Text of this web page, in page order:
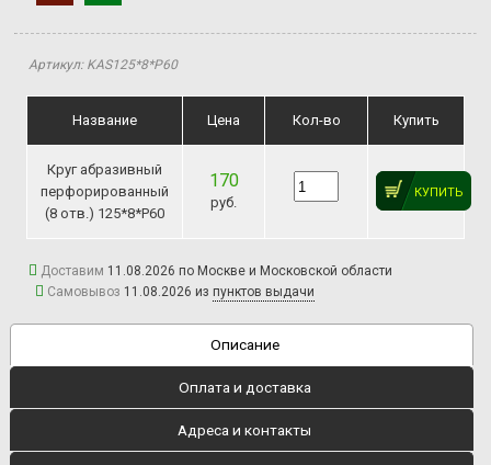
Артикул: KAS125*8*P60
Название Цена Кол-во Купить
Круг абразивный
перфорированный
(8 отв.) 125*8*P60
170
руб.
КУПИТЬ
Доставим 11.08.2026 по Москве и Московской области
Самовывоз 11.08.2026 из пунктов выдачи
Описание
Оплата и доставка
Адреса и контакты